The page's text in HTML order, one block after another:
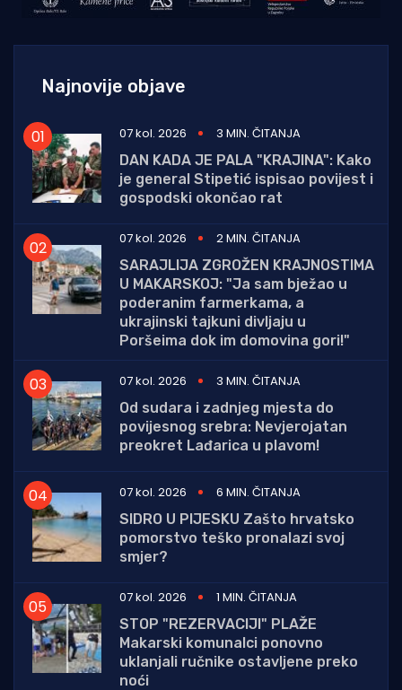
Najnovije objave
07 kol. 2026
3 MIN. ČITANJA
DAN KADA JE PALA "KRAJINA": Kako
je general Stipetić ispisao povijest i
gospodski okončao rat
07 kol. 2026
2 MIN. ČITANJA
SARAJLIJA ZGROŽEN KRAJNOSTIMA
U MAKARSKOJ: "Ja sam bježao u
poderanim farmerkama, a
ukrajinski tajkuni divljaju u
Poršeima dok im domovina gori!"
07 kol. 2026
3 MIN. ČITANJA
Od sudara i zadnjeg mjesta do
povijesnog srebra: Nevjerojatan
preokret Lađarica u plavom!
07 kol. 2026
6 MIN. ČITANJA
SIDRO U PIJESKU Zašto hrvatsko
pomorstvo teško pronalazi svoj
smjer?
07 kol. 2026
1 MIN. ČITANJA
STOP "REZERVACIJI" PLAŽE
Makarski komunalci ponovno
uklanjali ručnike ostavljene preko
noći